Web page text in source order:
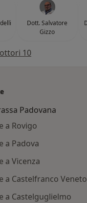
Dott. Salvatore
Gizzo
10
Padovana
a Rovigo
a Padova
a Vicenza
a Castelfranco Veneto
a Castelguglielmo